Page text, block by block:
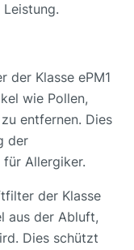
der Klasse ePM1
wie Pollen,
entfernen. Dies
der
Allergiker.
der Klasse
aus der Abluft,
Dies schützt